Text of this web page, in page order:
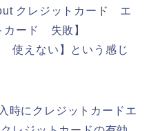
クレジットカード エ
カード 失敗】
使えない】という感じ
時にクレジットカードエ